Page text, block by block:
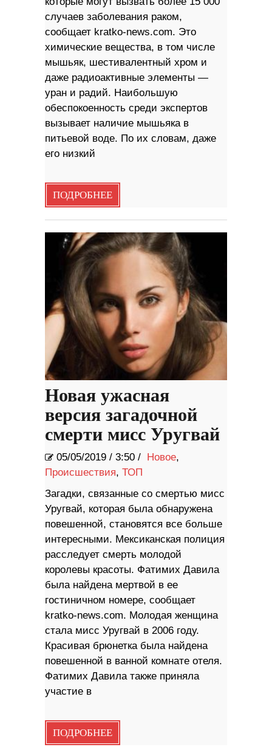
случаев заболевания раком,
сообщает kratko-news.com. Это
химические вещества, в том числе
мышьяк, шестивалентный хром и
даже радиоактивные элементы —
уран и радий. Наибольшую
обеспокоенность среди экспертов
вызывает наличие мышьяка в
питьевой воде. По их словам, даже
его низкий
ПОДРОБНЕЕ
Новая ужасная
версия загадочной
смерти мисс Уругвай
05/05/2019 / 3:50 / Новое,
Происшествия, ТОП
Загадки, связанные со смертью мисс
Уругвай, которая была обнаружена
повешенной, становятся все больше
интересными. Мексиканская полиция
расследует смерть молодой
королевы красоты. Фатимих Давила
была найдена мертвой в ее
гостиничном номере, сообщает
kratko-news.com. Молодая женщина
стала мисс Уругвай в 2006 году.
Красивая брюнетка была найдена
повешенной в ванной комнате отеля.
Фатимих Давила также приняла
участие в
ПОДРОБНЕЕ